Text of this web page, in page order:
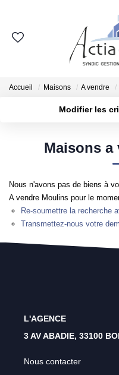
Nos
Accueil Maisons A vendre
Modifier les
Type de bien
Budget max
Maisons a
Nous n'avons pas de biens à
A vendre Moulins pour le
Re-soumettre la recherche
Transmettez-nous votre
L'AGENCE
3 AV ABADIE, 33100
Nous contacter